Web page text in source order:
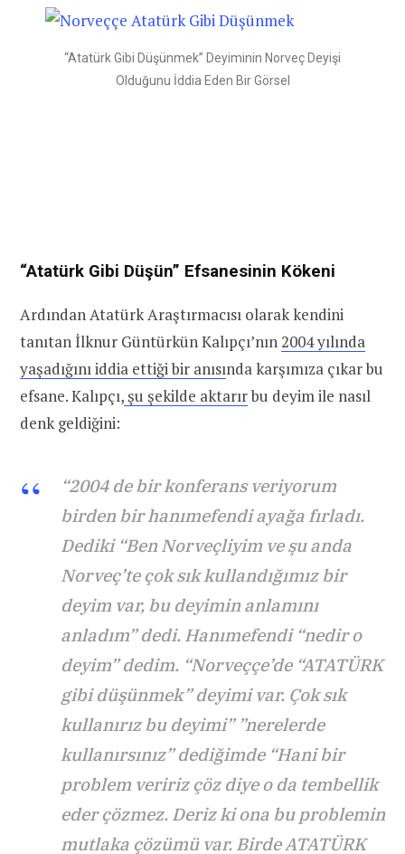
“Atatürk Gibi Düşünmek” Deyiminin Norveç Deyişi
Olduğunu İddia Eden Bir Görsel
“Atatürk Gibi Düşün” Efsanesinin Kökeni
Ardından Atatürk Araştırmacısı olarak kendini
tanıtan İlknur Güntürkün Kalıpçı’nın 2004 yılında
yaşadığını iddia ettiği bir anısında karşımıza çıkar bu
efsane. Kalıpçı,şu şekilde aktarırbu deyim ile nasıl
denk geldiğini:
“2004 de bir konferans veriyorum
birden bir hanımefendi ayağa fırladı.
Dediki “Ben Norveçliyim ve şu anda
Norveç’te çok sık kullandığımız bir
deyim var, bu deyimin anlamını
anladım” dedi. Hanımefendi “nedir o
deyim” dedim. “Norveççe’de “ATATÜRK
gibi düşünmek” deyimi var. Çok sık
kullanırız bu deyimi” ”nerelerde
kullanırsınız” dediğimde “Hani bir
problem veririz çöz diye o da tembellik
eder çözmez. Deriz ki ona bu problemin
mutlaka çözümü var. Birde ATATÜRK